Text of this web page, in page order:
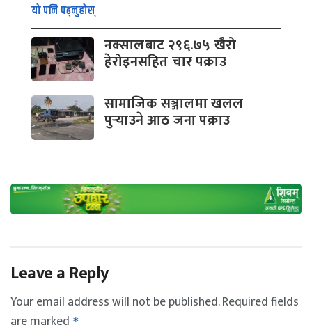
यो पनि पढ्नुहोस्
नक्सालबाट २९६.७५ खैरो
हेरोइनसहित चार पक्राउ
सामाजिक सञ्जालमा खलल
पुर्‍याउने आठ जना पक्राउ
Leave a Reply
Your email address will not be published.Required fields
are marked *